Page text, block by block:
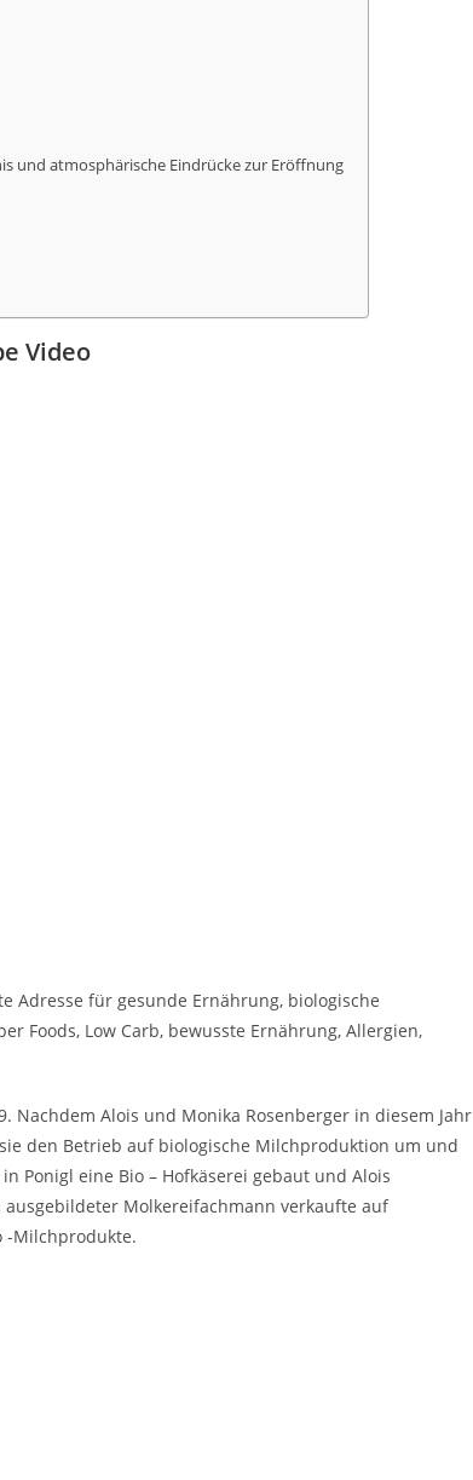
und atmosphärische Eindrücke zur Eröffnung
Video
Adresse für gesunde Ernährung, biologische
Foods, Low Carb, bewusste Ernährung, Allergien,
Nachdem Alois und Monika Rosenberger in diesem Jahr
den Betrieb auf biologische Milchproduktion um und
Ponigl eine Bio – Hofkäserei gebaut und Alois
Molkereifachmann verkaufte auf
-Milchprodukte.